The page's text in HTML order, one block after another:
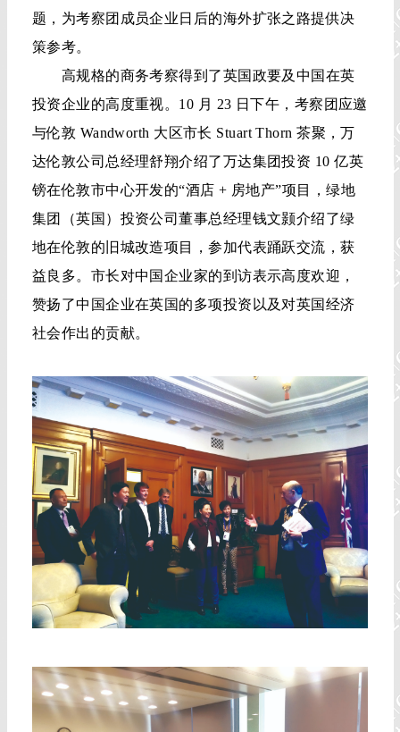
题，为考察团成员企业日后的海外扩张之路提供决
策参考。
高规格的商务考察得到了英国政要及中国在英
投资企业的高度重视。10 月 23 日下午，考察团应邀
与伦敦 Wandworth 大区市长 Stuart Thorn 茶聚，万
达伦敦公司总经理舒翔介绍了万达集团投资 10 亿英
镑在伦敦市中心开发的“酒店 + 房地产”项目，绿地
集团（英国）投资公司董事总经理钱文颢介绍了绿
地在伦敦的旧城改造项目，参加代表踊跃交流，获
益良多。市长对中国企业家的到访表示高度欢迎，
赞扬了中国企业在英国的多项投资以及对英国经济
社会作出的贡献。